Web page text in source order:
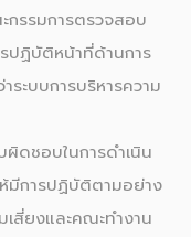
กรรมการตรวจสอบ
ปฏิบัติหน้าที่ด้านการ
ระบบการบริหารความ
ผิดชอบในการดำเนิน
มีการปฏิบัติตามอย่าง
สี่ยงและคณะทำงาน